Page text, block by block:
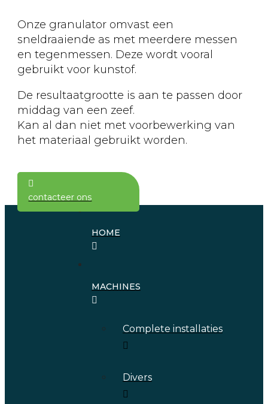
HOME
MACHINES
Complete installaties
Divers
Onze granulator omvast een
sneldraaiende as met meerdere messen
en tegenmessen. Deze wordt vooral
gebruikt voor kunstof.
De resultaatgrootte is aan te passen door
middag van een zeef.
Kan al dan niet met voorbewerking van
het materiaal gebruikt worden.
contacteer ons